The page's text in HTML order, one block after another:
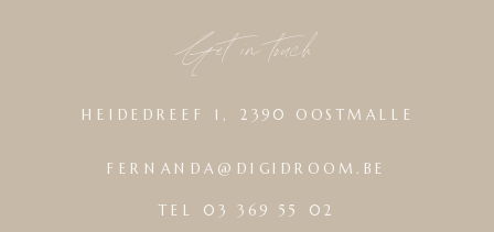
TEL 03 369 55 02
FERNANDA@DIGIDROOM.BE
HEIDEDREEF 1, 2390 OOSTMALLE
Get in touch